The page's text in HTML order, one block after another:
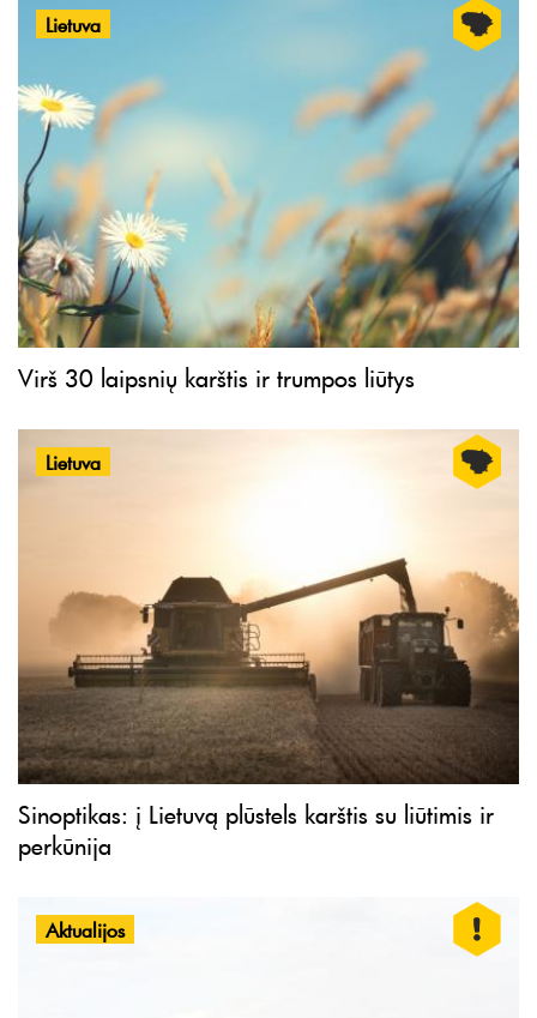
Lietuva
Virš 30 laipsnių karštis ir trumpos liūtys
Lietuva
Sinoptikas: į Lietuvą plūstels karštis su liūtimis ir
perkūnija
Aktualijos